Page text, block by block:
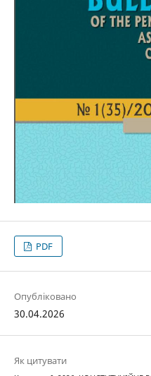
PDF
Опубліковано
30.04.2026
Як цитувати